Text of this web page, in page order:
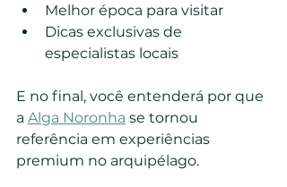
Melhor época para visitar
Dicas exclusivas de
especialistas locais
E no final, você entenderá por que
a Alga Noronha se tornou
referência em experiências
premium no arquipélago.